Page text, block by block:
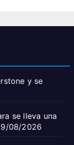
y se
se lleva una
08/2026